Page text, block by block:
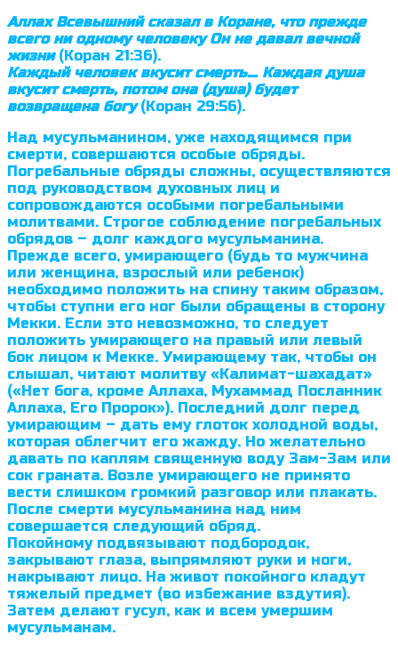
Аллах Всевышний сказал в Коране, что прежде
всего ни одному человеку Он не давал вечной
жизни(Коран 21:36).
Каждый чело­век вкусит смерть… Каждая душа
вкусит смерть, потом она (душа) будет
возвращена богу(Коран 29:56).
Над мусульманином, уже находящимся при
смерти, совершаются особые обряды.
Погребальные обряды сложны, осуществляются
под руководст­вом духовных лиц и
сопровождаются особыми погребальными
молитвами. Строгое соблюдение погребальных
обрядов – долг каждого мусульманина.
Прежде всего, умирающего (будь то мужчина
или женщина, взрослый или ребенок)
необходимо положить на спину таким образом,
чтобы ступни его ног были обращены в сторону
Мекки. Если это невозможно, то следует
положить умирающего на правый или левый
бок лицом к Мекке. Умираю­щему так, чтобы он
слышал, читают молитву «Калимат-шахадат»
(«Нет бога, кроме Аллаха, Мухаммад Посланник
Аллаха, Его Пророк»). Последний долг перед
умирающим – дать ему глоток холодной воды,
которая облегчит его жажду. Но желательно
давать по каплям священную воду Зам-Зам или
сок граната. Возле умирающего не принято
вести слишком громкий разговор или плакать.
После смерти мусульманина над ним
совершается следующий обряд.
Покойному подвязывают подбородок,
закрывают глаза, выпрямляют руки и ноги,
накрывают лицо. На живот покойного кладут
тяжелый предмет (во избежание вздутия).
Затем делают гусул, как и всем умершим
мусульманам.